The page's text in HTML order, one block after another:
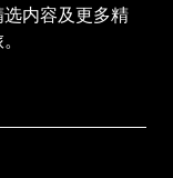
内容及更多精